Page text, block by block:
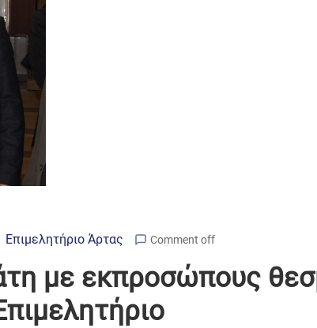
Επιμελητήριο Άρτας Comment off
με εκπροσώπους